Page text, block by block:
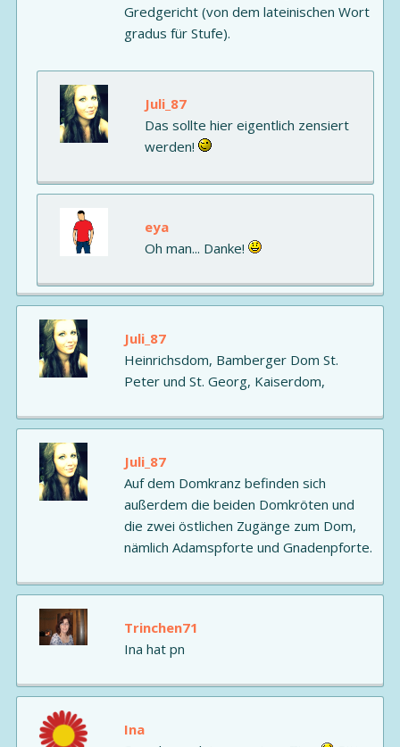
Gredgericht (von dem lateinischen Wort
gradus für Stufe).
Juli_87
Das sollte hier eigentlich zensiert
werden!
eya
Oh man... Danke!
Juli_87
Heinrichsdom, Bamberger Dom St.
Peter und St. Georg, Kaiserdom,
Juli_87
Auf dem Domkranz befinden sich
außerdem die beiden Domkröten und
die zwei östlichen Zugänge zum Dom,
nämlich Adamspforte und Gnadenpforte.
Trinchen71
Ina hat pn
Ina